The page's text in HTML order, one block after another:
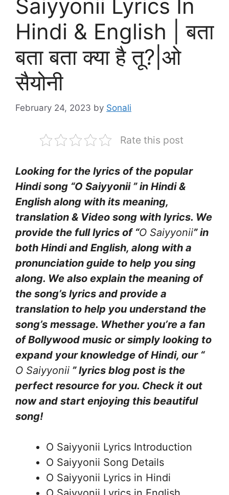
Saiyyonii Lyrics In
Hindi & English | बता
बता बता क्या है तू?|ओ
सैयोनी
February 24, 2023 by Sonali
Rate this post
Looking for the lyrics of the popular
Hindi song “O Saiyyonii ” in Hindi &
English along with its meaning,
translation & Video song with lyrics. We
provide the full lyrics of “O Saiyyonii” in
both Hindi and English, along with a
pronunciation guide to help you sing
along. We also explain the meaning of
the song’s lyrics and provide a
translation to help you understand the
song’s message. Whether you’re a fan
of Bollywood music or simply looking to
expand your knowledge of Hindi, our “
O Saiyyonii ” lyrics blog post is the
perfect resource for you. Check it out
now and start enjoying this beautiful
song!
O Saiyyonii Lyrics Introduction
O Saiyyonii Song Details
O Saiyyonii Lyrics in Hindi